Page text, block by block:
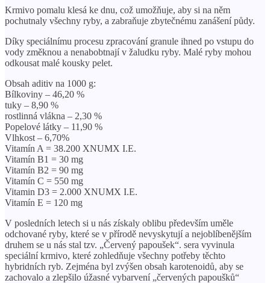
Krmivo pomalu klesá ke dnu, což umožňuje, aby si na něm
pochutnaly všechny ryby, a zabraňuje zbytečnému zanášení půdy.
Díky speciálnímu procesu zpracování granule ihned po vstupu do
vody změknou a nenabobtnají v žaludku ryby. Malé ryby mohou
odkousat malé kousky pelet.
Obsah aditiv na 1000 g:
Bílkoviny – 46,20 %
tuky – 8,90 %
rostlinná vlákna – 2,30 %
Popelové látky – 11,90 %
Vlhkost – 6,70%
Vitamín A = 38.200 XNUMX I.E.
Vitamín B1 = 30 mg
Vitamín B2 = 90 mg
Vitamín C = 550 mg
Vitamin D3 = 2.000 XNUMX I.E.
Vitamín E = 120 mg
V posledních letech si u nás získaly oblibu především uměle
odchované ryby, které se v přírodě nevyskytují a nejoblíbenějším
druhem se u nás stal tzv. „Červený papoušek“. sera vyvinula
speciální krmivo, které zohledňuje všechny potřeby těchto
hybridních ryb. Zejména byl zvýšen obsah karotenoidů, aby se
zachovalo a zlepšilo úžasné vybarvení „červených papoušků“